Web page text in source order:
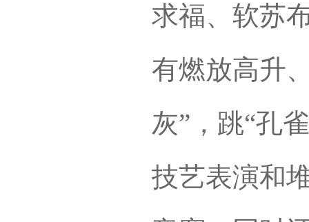
求福、软苏
有燃放高升
灰”，跳“孔
技艺表演和